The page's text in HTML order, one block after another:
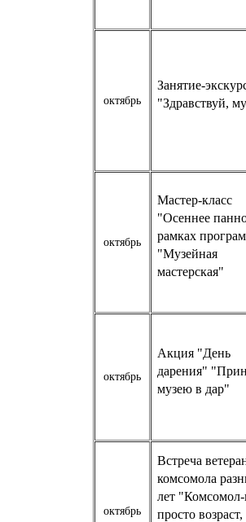
октябрь
Занятие-
"Здравствуй,
октябрь
Мастер-класс
"Осеннее
рамках
"Музейная
мастерская"
октябрь
Акция "День
дарения"
музею в дар"
октябрь
Встреча
комсомола
лет
просто возраст,